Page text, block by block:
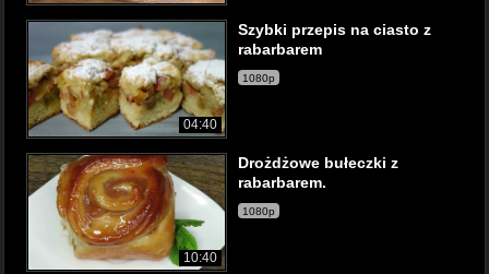
04:40
Szybki przepis na ciasto z
rabarbarem
1080p
10:40
Drożdżowe bułeczki z
rabarbarem.
1080p